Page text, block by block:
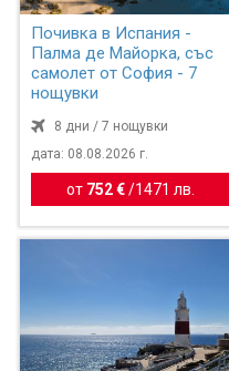
Почивка в Испания -
Палма де Майорка, със
самолет от София - 7
нощувки
8 дни / 7 нощувки
дата: 08.08.2026 г.
от 752 € / 1471 лв.